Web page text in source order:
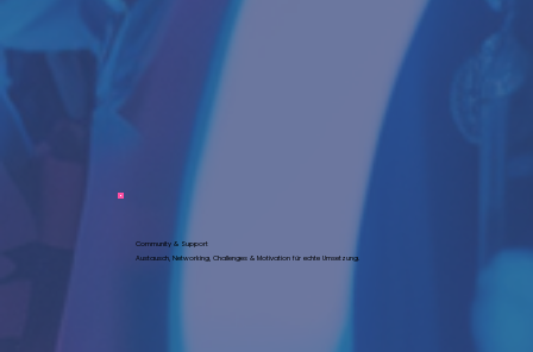
Community & Support
Austausch, Networking, Challenges & Motivation für echte Umsetzung.